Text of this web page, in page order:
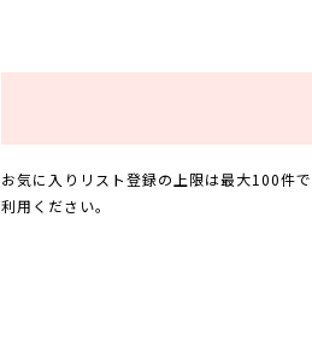
お気に入りリスト登録の上限は最大100件
利用ください。